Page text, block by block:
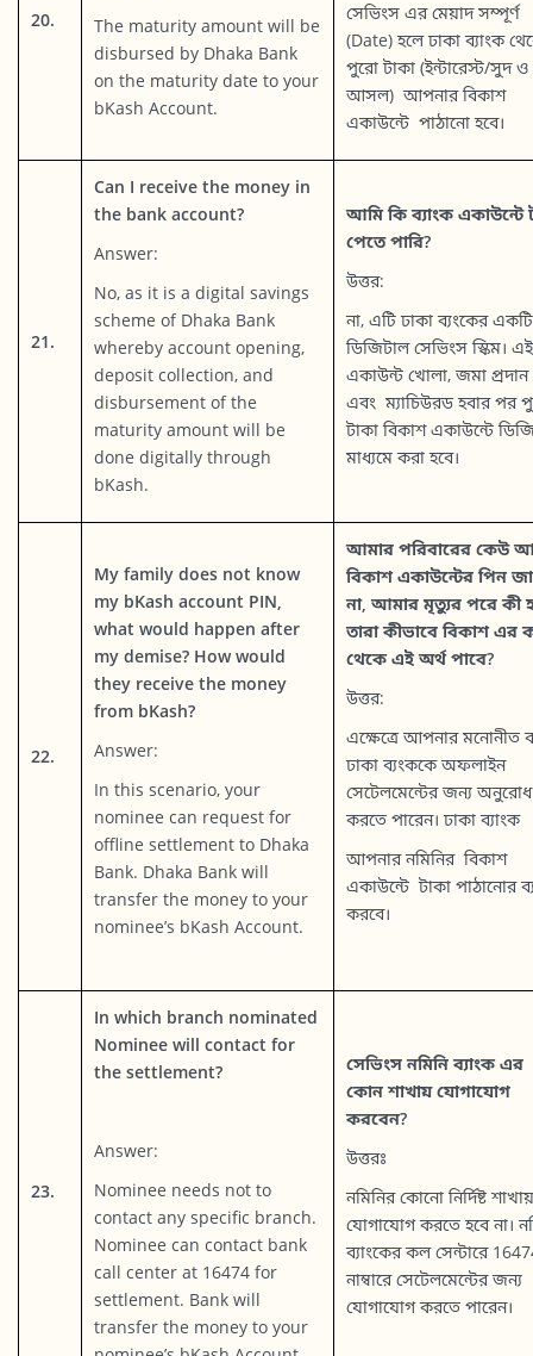
20.
The maturity amount will be
disbursed by Dhaka Bank
on the maturity date to your
bKash Account.
সেভিংস এর মেয়াদ সম্পূর্ণ
(Date) হলে ঢাকা ব্যাংক
পুরো টাকা (ইন্টারেস্ট/সুদ ও
আসল) আপনার বিকাশ
একাউন্টে পাঠানো হবে।
21.
Can I receive the money in
the bank account?
Answer:
No, as it is a digital savings
scheme of Dhaka Bank
whereby account opening,
deposit collection, and
disbursement of the
maturity amount will be
done digitally through
bKash.
আমি কি ব্যাংক একাউন্টে
পেতে পারি?
উত্তর:
না, এটি ঢাকা ব্যংকের একটি
ডিজিটাল সেভিংস স্কিম। এই
একাউন্ট খোলা, জমা প্রদান
এবং ম্যাচিউরড হবার পর
টাকা বিকাশ একাউন্টে
মাধ্যমে করা হবে।
22.
My family does not know
my bKash account PIN,
what would happen after
my demise? How would
they receive the money
from bKash?
Answer:
In this scenario, your
nominee can request for
offline settlement to Dhaka
Bank. Dhaka Bank will
transfer the money to your
nominee’s bKash Account.
আমার পরিবারের কেউ
বিকাশ একাউন্টের পিন
না, আমার মৃত্যুর পরে কী
তারা কীভাবে বিকাশ এর
থেকে এই অর্থ পাবে?
উত্তর:
এক্ষেত্রে আপনার মনোনীত
ঢাকা ব্যংককে অফলাইন
সেটেলমেন্টের জন্য অনুরোধ
করতে পারেন। ঢাকা ব্যাংক
আপনার নমিনির বিকাশ
একাউন্টে টাকা পাঠানোর
করবে।
23.
In which branch nominated
Nominee will contact for
the settlement?
Answer:
Nominee needs not to
contact any specific branch.
Nominee can contact bank
call center at 16474 for
settlement. Bank will
transfer the money to your
সেভিংস নমিনি ব্যাংক এর
কোন শাখায় যোগাযোগ
করবেন?
উত্তরঃ
নমিনির কোনো নির্দিষ্ট শাখায়
যোগাযোগ করতে হবে না।
ব্যাংকের কল সেন্টারে
নাম্বারে সেটেলমেন্টের জন্য
যোগাযোগ করতে পারেন।